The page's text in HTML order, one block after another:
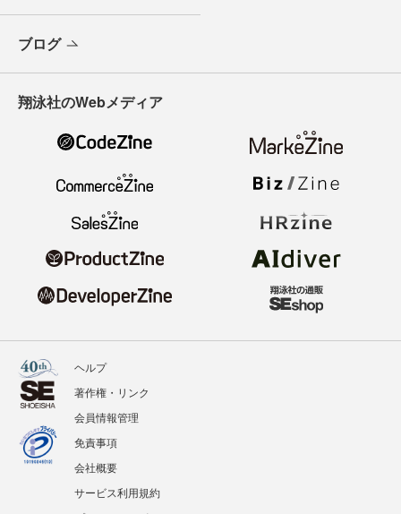
ブログ
翔泳社のWebメディア
ヘルプ
著作権・リンク
会員情報管理
免責事項
会社概要
サービス利用規約